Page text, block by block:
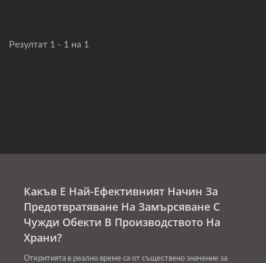
Резултат 1 - 1 на 1
Какъв Е Най-Ефективният Начин За
Предотвратяване На Замърсяване С
Чужди Обекти В Производството На
Храни?
Откритията в реално време са от съществено значение за